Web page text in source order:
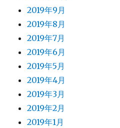
2019年9月
2019年8月
2019年7月
2019年6月
2019年5月
2019年4月
2019年3月
2019年2月
2019年1月